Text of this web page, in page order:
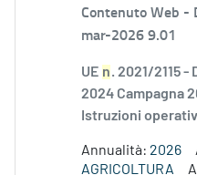
Contenuto Web -
mar-2026 9.01
UE n. 2021/2115 -
2024 Campagna
Istruzioni
Annualità: 2026
AGRICOLTURA